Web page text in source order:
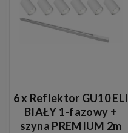
6 x Reflektor GU10 ELI
BIAŁY 1-fazowy +
szyna PREMIUM 2m